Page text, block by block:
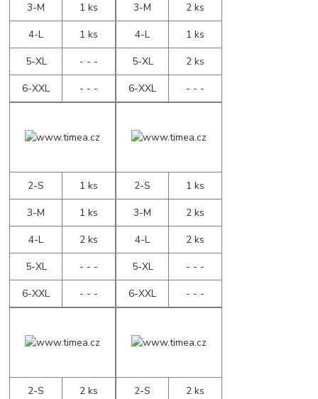
3-M
1 ks
4-L
1 ks
5-XL
- - -
6-XXL
- - -
3-M
2 ks
4-L
1 ks
5-XL
2 ks
6-XXL
- - -
2-S
1 ks
3-M
1 ks
4-L
2 ks
5-XL
- - -
6-XXL
- - -
2-S
1 ks
3-M
2 ks
4-L
2 ks
5-XL
- - -
6-XXL
- - -
2-S
2 ks
2-S
2 ks